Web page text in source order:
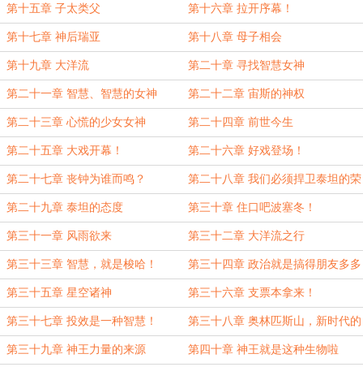
第十五章 子太类父 第十六章 拉开序幕！
第十七章 神后瑞亚 第十八章 母子相会
第十九章 大洋流 第二十章 寻找智慧女神
第二十一章 智慧、智慧的女神 第二十二章 宙斯的神权
第二十三章 心慌的少女女神 第二十四章 前世今生
第二十五章 大戏开幕！ 第二十六章 好戏登场！
第二十七章 丧钟为谁而鸣？ 第二十八章 我们必须捍卫泰坦的荣
誉！
第二十九章 泰坦的态度 第三十章 住口吧波塞冬！
第三十一章 风雨欲来 第三十二章 大洋流之行
第三十三章 智慧，就是梭哈！ 第三十四章 政治就是搞得朋友多多
的
第三十五章 星空诸神 第三十六章 支票本拿来！
第三十七章 投效是一种智慧！ 第三十八章 奥林匹斯山，新时代的
基石
第三十九章 神王力量的来源 第四十章 神王就是这种生物啦